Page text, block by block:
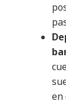
en